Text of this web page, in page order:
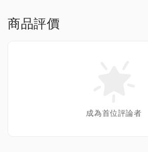
商品評價
成為首位評論者